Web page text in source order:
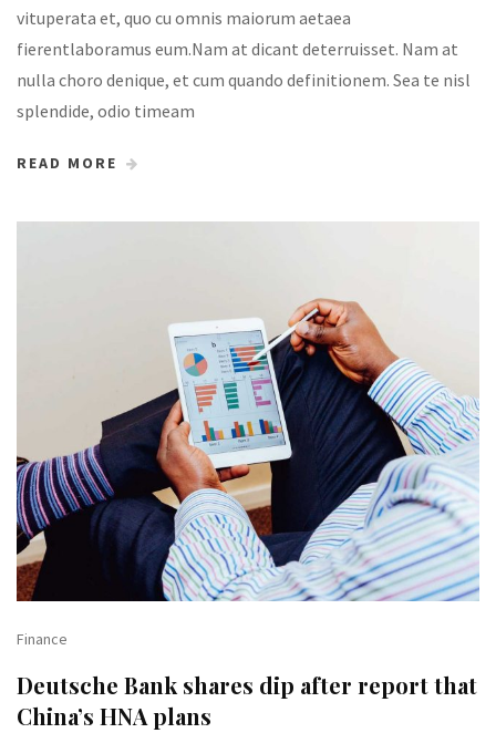
vituperata et, quo cu omnis maiorum aetaea
fierentlaboramus eum.Nam at dicant deterruisset. Nam at
nulla choro denique, et cum quando definitionem. Sea te nisl
splendide, odio timeam
READ MORE
Finance
Deutsche Bank shares dip after report that
China’s HNA plans